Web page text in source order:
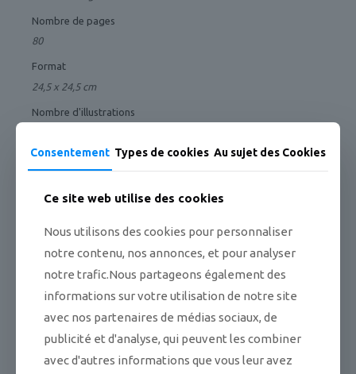
Nombre de pages
80
Format
24,5 x 24,5 cm
Nombre d'illustrations
Date de publication
ISBN
Prix
Consentement Types de cookies Au sujet des Cookies
Ce site web utilise des cookies
Nous utilisons des cookies pour personnaliser
notre contenu, nos annonces, et pour analyser
notre trafic.Nous partageons également des
informations sur votre utilisation de notre site
avec nos partenaires de médias sociaux, de
publicité et d'analyse, qui peuvent les combiner
avec d'autres informations que vous leur avez